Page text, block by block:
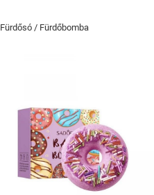
Fürdősó / Fürdőbomba